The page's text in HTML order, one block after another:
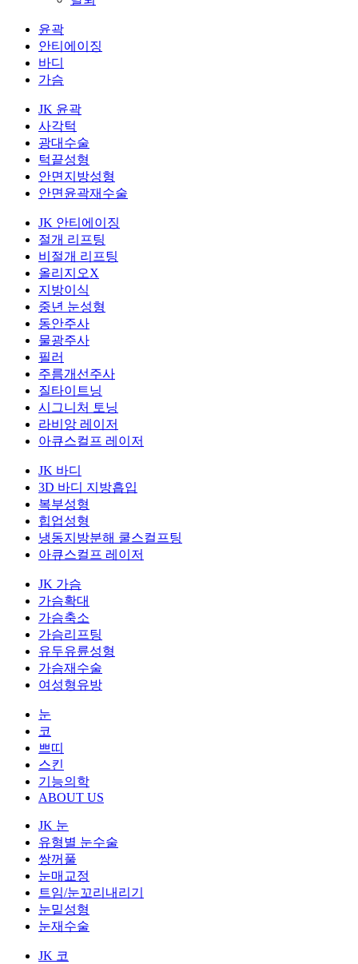
윤곽
안티에이징
바디
가슴
JK 윤곽
사각턱
광대수술
턱끝성형
안면지방성형
안면윤곽재수술
JK 안티에이징
절개 리프팅
비절개 리프팅
올리지오X
지방이식
중년 눈성형
동안주사
물광주사
필러
주름개선주사
질타이트닝
시그니처 토닝
라비앙 레이저
아큐스컬프 레이저
JK 바디
3D 바디 지방흡입
복부성형
힙업성형
냉동지방분해 쿨스컬프팅
아큐스컬프 레이저
JK 가슴
가슴확대
가슴축소
가슴리프팅
유두유륜성형
가슴재수술
여성형유방
눈
코
쁘띠
스킨
기능의학
ABOUT US
JK 눈
유형별 눈수술
쌍꺼풀
눈매교정
트임/눈꼬리내리기
눈밑성형
눈재수술
JK 코